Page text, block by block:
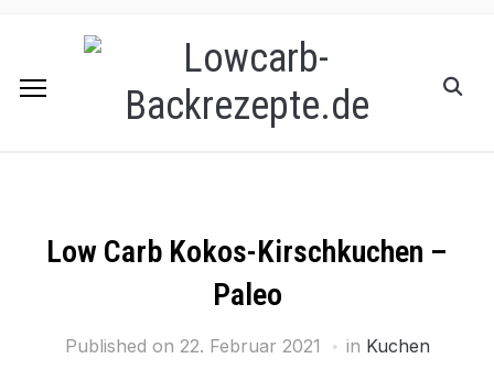
Low Carb Kokos-Kirschkuchen –
Paleo
Published on 22. Februar 2021 in Kuchen